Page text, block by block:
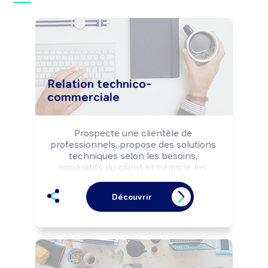
Relation technico-
commerciale
Prospecte une clientèle de
professionnels, propose des solutions
techniques selon les besoins,
impératifs du client et négocie les
Peut coordonner une équipe
commerciale et animer un réseau de
commerciaux.
Découvrir